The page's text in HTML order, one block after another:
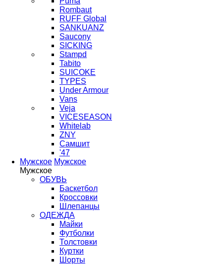
Rombaut
RUFF Global
SANKUANZ
Saucony
SICKING
Stampd
Tabito
SUICOKE
TYPES
Under Armour
Vans
Veja
VICESEASON
Whitelab
ZNY
Самшит
'47
Мужское Мужское
Мужское
ОБУВЬ
Баскетбол
Кроссовки
Шлепанцы
ОДЕЖДА
Майки
Футболки
Толстовки
Куртки
Шорты